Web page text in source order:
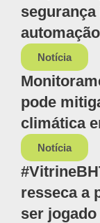
automação
Notícia
pode
climática
Notícia
resseca a
ser